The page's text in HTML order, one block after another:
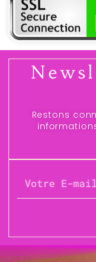
Restons